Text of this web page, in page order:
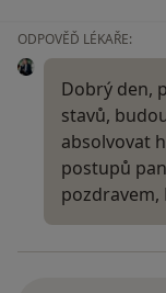
ODPOVĚĎ LÉKAŘE:
Dobrý den,
stavů,
absolvovat
postupů
pozdravem,